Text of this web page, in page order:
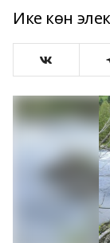
Ике көн